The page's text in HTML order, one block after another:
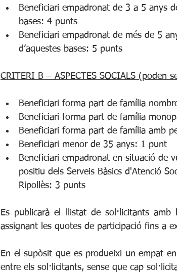
Beneficiari empadronat de 3 a 5 anys
bases: 4 punts
Beneficiari empadronat de més de 5
d’aquestes bases: 5 punts
CRITERI B – ASPECTES SOCIALS (poden
Beneficiari forma part de família
Beneficiari forma part de família
Beneficiari forma part de família amb
Beneficiari menor de 35 anys: 1 punt
Beneficiari empadronat en situació de
positiu dels Serveis Bàsics d'Atenció
Ripollès: 3 punts
Es publicarà el llistat de sol·licitants
assignant les quotes de participació fins a
En el supòsit que es produeixi un empat
entre els sol·licitants, sense que cap